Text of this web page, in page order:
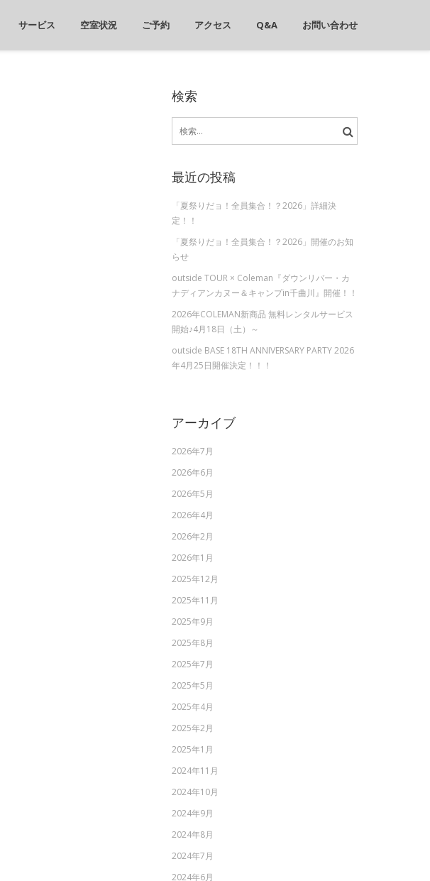
サービス 空室状況 ご予約 アクセス Q&A お問い合わせ
検索
索:
最近の投稿
「夏祭りだョ！全員集合！？2026」詳細決
定！！
「夏祭りだョ！全員集合！？2026」開催のお知
らせ
outside TOUR × Coleman『ダウンリバー・カ
ナディアンカヌー＆キャンプin千曲川』開催！！
2026年COLEMAN新商品 無料レンタルサービス
開始♪4月18日（土）～
outside BASE 18TH ANNIVERSARY PARTY 2026
年4月25日開催決定！！！
アーカイブ
2026年7月
2026年6月
2026年5月
2026年4月
2026年2月
2026年1月
2025年12月
2025年11月
2025年9月
2025年8月
2025年7月
2025年5月
2025年4月
2025年2月
2025年1月
2024年11月
2024年10月
2024年9月
2024年8月
2024年7月
2024年6月